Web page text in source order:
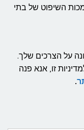
השיפוט של בתי
על הצרכים שלך.
זו, אנא פנה
.